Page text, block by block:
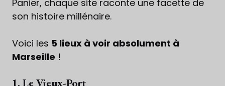
Panier, chaque site raconte une facette de
son histoire millénaire.
Voici les 5 lieux à voir absolument à
Marseille !
1. Le Vieux-Port